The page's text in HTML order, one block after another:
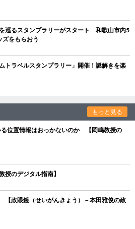
巡るスタンプラリーがスタート 和歌山市内5
をもらおう
トラベルスタンプラリー」開催！謎解きを楽
もっと見る
る位置情報はおっかないのか 【岡嶋教授の
のデジタル指南】
政眼鏡（せいがんきょう）－本田雅俊の政